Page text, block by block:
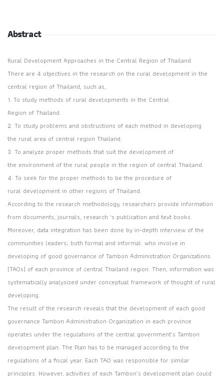
Abstract
Rural Development Approaches in the Central Region of Thailand
There are 4 objectives in the research on the rural development in the
central region of Thailand, such as,
1. To study methods of rural developments in the Central
Region of Thailand.
2. To study problems and obstructions of each method in developing
the rural area of central region Thailand.
3. To analyze proper methods that suit the development of
the environment of the rural people in the region of central Thailand.
4. To seek for the proper methods to be the procedure of
rural development in other regions of Thailand.
According to the research methodology, researchers provide information
from documents, journals, research ‘s publication and text books.
Moreover, data integration has been done by in-depth interview of the
communities leaders; both formal and informal: who involve in
developing of good governance of Tambon Administration Organizations
(TAOs) of each province of central Thailand region. Then, information was
systematically analysized under conceptual framework of thought of rural
developing.
The result of the research reveals that the development of each good
governance Tambon Administration Organization in each province
operates under the regulations of the central government’s Tambon
development plan. The Plan has to be managed according to the
regulations of a fiscal year. Each TAO was responsible for similar
principles. However, activities of each Tambon’s development plan could